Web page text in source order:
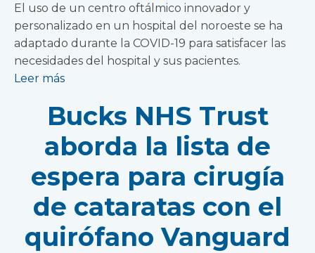
El uso de un centro oftálmico innovador y
personalizado en un hospital del noroeste se ha
adaptado durante la COVID-19 para satisfacer las
necesidades del hospital y sus pacientes.
Leer más
Bucks NHS Trust
aborda la lista de
espera para cirugía
de cataratas con el
quirófano Vanguard